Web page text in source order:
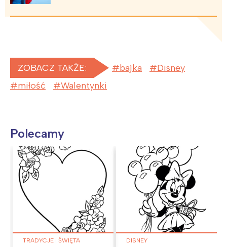
ZOBACZ TAKŻE: bajka
Disney
miłość
Walentynki
Polecamy
TRADYCJE I ŚWIĘTA DISNEY